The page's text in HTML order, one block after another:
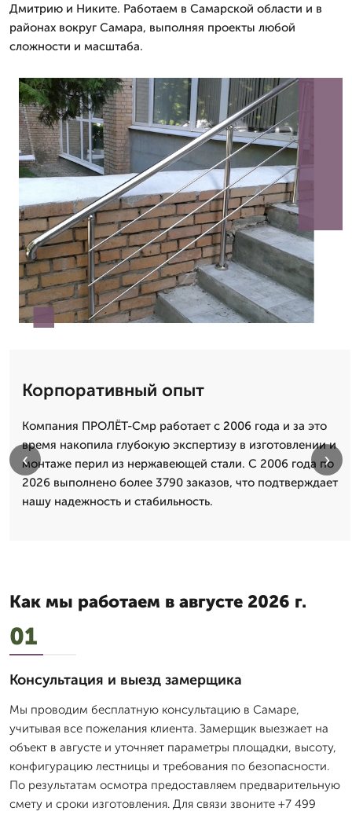
Дмитрию и Никите. Работаем в Самарской области и в
районах вокруг Самара, выполняя проекты любой
сложности и масштаба.
Корпоративный опыт
Компания ПРОЛЁТ-Смр работает с 2006 года и за это
время накопила глубокую экспертизу в изготовлении и
монтаже перил из нержавеющей стали. С 2006 года по
2026 выполнено более 3790 заказов, что подтверждает
нашу надежность и стабильность.
‹ ›
Как мы работаем в августе 2026 г.
01
Консультация и выезд замерщика
Мы проводим бесплатную консультацию в Самаре,
учитывая все пожелания клиента. Замерщик выезжает на
объект в августе и уточняет параметры площадки, высоту,
конфигурацию лестницы и требования по безопасности.
По результатам осмотра предоставляем предварительную
смету и сроки изготовления. Для связи звоните +7 499